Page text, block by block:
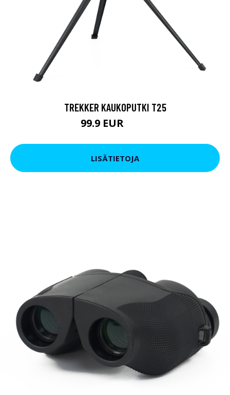
TREKKER KAUKOPUTKI T25
99.9 EUR
LISÄTIETOJA